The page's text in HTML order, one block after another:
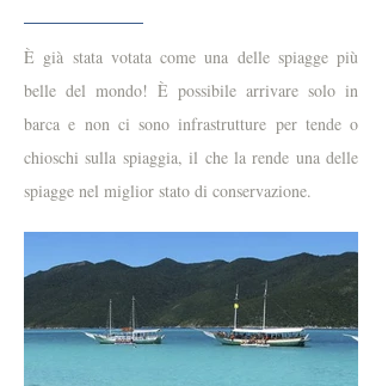
È già stata votata come una delle spiagge più
belle del mondo! È possibile arrivare solo in
barca e non ci sono infrastrutture per tende o
chioschi sulla spiaggia, il che la rende una delle
spiagge nel miglior stato di conservazione.